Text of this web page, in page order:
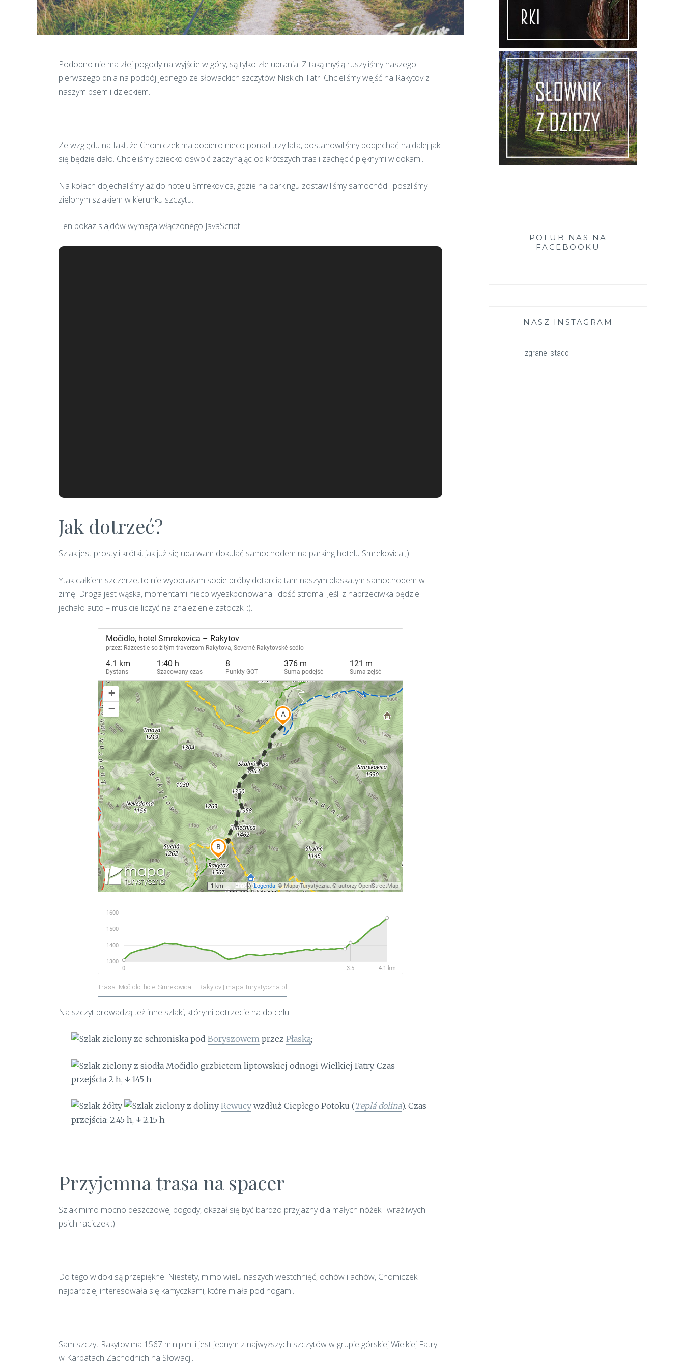
Podobno nie ma złej pogody na wyjście w góry, są tylko złe ubrania. Z taką myślą ruszyliśmy naszego
pierwszego dnia na podbój jednego ze słowackich szczytów Niskich Tatr. Chcieliśmy wejść na Rakytov z
naszym psem i dzieckiem.
Ze względu na fakt, że Chomiczek ma dopiero nieco ponad trzy lata, postanowiliśmy podjechać najdalej jak
się będzie dało. Chcieliśmy dziecko oswoić zaczynając od krótszych tras i zachęcić pięknymi widokami.
Na kołach dojechaliśmy aż do hotelu Smrekovica, gdzie na parkingu zostawiliśmy samochód i poszliśmy
zielonym szlakiem w kierunku szczytu.
Ten pokaz slajdów wymaga włączonego JavaScript.
Jak dotrzeć?
Szlak jest prosty i krótki, jak już się uda wam dokulać samochodem na parking hotelu Smrekovica ;).
*tak całkiem szczerze, to nie wyobrażam sobie próby dotarcia tam naszym plaskatym samochodem w
zimę. Droga jest wąska, momentami nieco wyeskponowana i dość stroma. Jeśli z naprzeciwka będzie
jechało auto – musicie liczyć na znalezienie zatoczki :).
Trasa: Močidlo, hotel Smrekovica – Rakytov | mapa-turystyczna.pl
Na szczyt prowadzą też inne szlaki, którymi dotrzecie na do celu:
ze schroniska podBoryszowem przezPłaską;
z siodła Močidlo grzbietem liptowskiej odnogi Wielkiej Fatry. Czas
przejścia 2 h, ↓ 145 h
z dolinyRewucy wzdłuż Ciepłego Potoku (Teplá dolina). Czas
przejścia: 2.45 h, ↓ 2.15 h
Przyjemna trasa na spacer
Szlak mimo mocno deszczowej pogody, okazał się być bardzo przyjazny dla małych nóżek i wrażliwych
psich raciczek :)
Do tego widoki są przepiękne! Niestety, mimo wielu naszych westchnięć, ochów i achów, Chomiczek
najbardziej interesowała się kamyczkami, które miała pod nogami.
Sam szczyt Rakytov ma 1567 m.n.p.m. i jest jednym z najwyższych szczytów w grupie górskiej Wielkiej Fatry
w Karpatach Zachodnich na Słowacji.
POLUB NAS NA
FACEBOOKU
NASZ INSTAGRAM
zgrane_stado